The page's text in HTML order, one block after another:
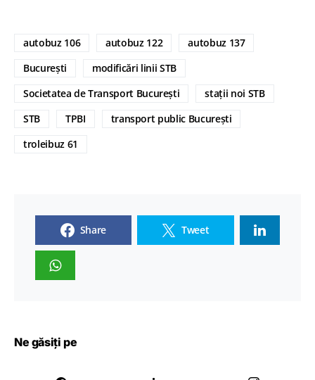
autobuz 106 autobuz 122
autobuz 137
București
modificări linii STB
Societatea de Transport București
stații noi STB
STB
TPBI
transport public București
troleibuz 61
Share Tweet
Ne găsiți pe